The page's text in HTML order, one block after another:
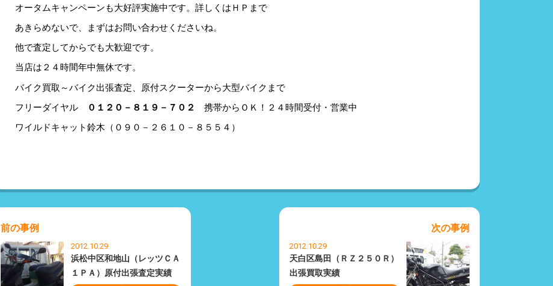
オータムキャンペーンも大好評実施中です。詳しくはＨＰまで
あきらめないで、まずはお問い合わせくださいね。
他で査定してからでも大歓迎です。
当店は２４時間年中無休です。
バイク買取～バイク出張査定、原付スクーターから大型バイクまで
フリーダイヤル
０１２０－８１９－７０２
携帯からＯＫ！２４時間受付・営業中
ワイルドキャット鈴木（０９０－２６１０－８５５４）
前の事例
2012.10.29
浜松中区和地山（レッツＣＡ
１ＰＡ）原付出張査定実績
次の事例
2012.10.29
天白区島田（ＲＺ２５０Ｒ）
出張買取実績